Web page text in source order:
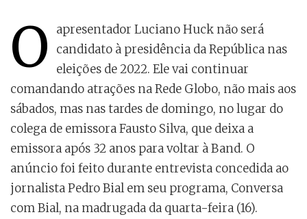
O
apresentador Luciano Huck não será
candidato à presidência da República nas
eleições de 2022. Ele vai continuar
comandando atrações na Rede Globo, não mais aos
sábados, mas nas tardes de domingo, no lugar do
colega de emissora Fausto Silva, que deixa a
emissora após 32 anos para voltar à Band. O
anúncio foi feito durante entrevista concedida ao
jornalista Pedro Bial em seu programa, Conversa
com Bial, na madrugada da quarta-feira (16).